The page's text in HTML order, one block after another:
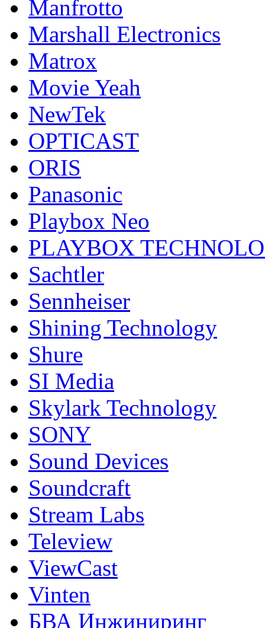
Manfrotto
Marshall Electronics
Matrox
Movie Yeah
NewTek
OPTICAST
ORIS
Panasonic
Playbox Neo
PLAYBOX
Sachtler
Sennheiser
Shining Technology
Shure
SI Media
Skylark Technology
SONY
Sound Devices
Soundcraft
Stream Labs
Teleview
ViewCast
Vinten
БВА Инжиниринг